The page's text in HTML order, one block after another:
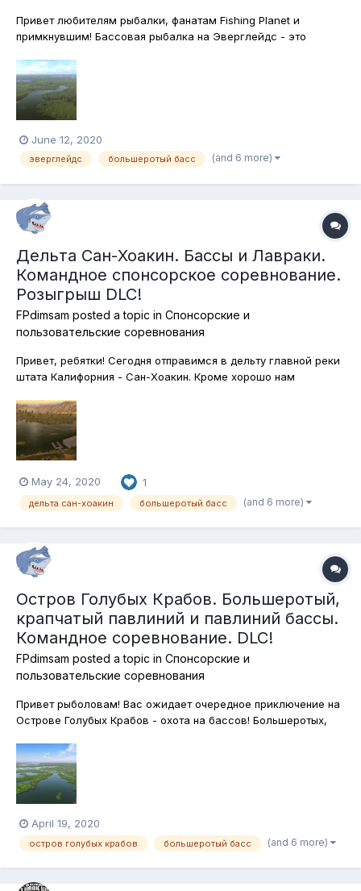
Привет любителям рыбалки, фанатам Fishing Planet и
примкнувшим! Бассовая рыбалка на Эверглейдс - это
бесконечно! Сегодняшнее соревнование будет посвящено
классической бассовой спиннигово-кастинговой ловле на
водоёме, как будто специально д...
June 12, 2020
эверглейдс большеротый басс (and 6 more)
Дельта Сан-Хоакин. Бассы и Лавраки.
Командное спонсорское соревнование.
Розыгрыш DLC!
FPdimsam posted a topic in Спонсорские и
пользовательские соревнования
Привет, ребятки! Сегодня отправимся в дельту главной реки
штата Калифорния - Сан-Хоакин. Кроме хорошо нам
ещё одна бассовая рыба - полосатый лаврак. Кстати, по-
английски он так и называется - Striped Bass, то есть
полосатый басс. Вот на э...
May 24, 2020 1
дельта сан-хоакин большеротый басс (and 6 more)
Остров Голубых Крабов. Большеротый,
крапчатый павлиний и павлиний бассы.
Командное соревнование. DLC!
FPdimsam posted a topic in Спонсорские и
пользовательские соревнования
Привет рыболовам! Вас ожидает очередное приключение на
Острове Голубых Крабов - охота на бассов! Большеротых,
будем ловить исключительно на поверхностные приманки,
испоьзуя спиннинговые и кастинговые удилища. Подставки
для удилищ использовать н...
April 19, 2020
остров голубых крабов большеротый басс (and 6 more)